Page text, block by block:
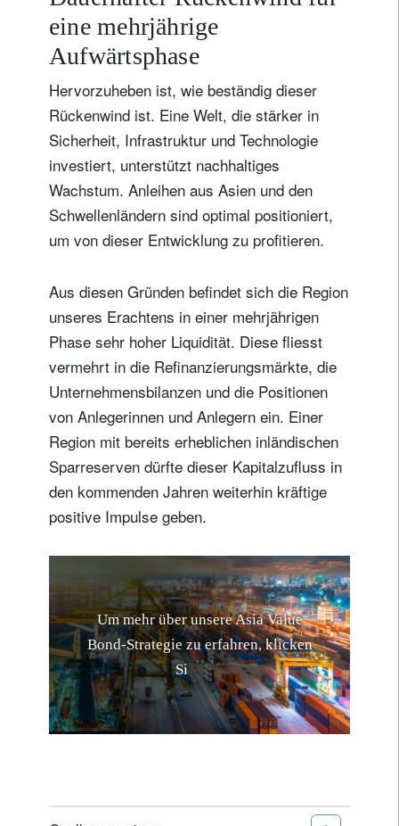
eine mehrjährige
Aufwärtsphase
Hervorzuheben ist, wie beständig dieser
Rückenwind ist. Eine Welt, die stärker in
Sicherheit, Infrastruktur und Technologie
investiert, unterstützt nachhaltiges
Wachstum. Anleihen aus Asien und den
Schwellenländern sind optimal positioniert,
um von dieser Entwicklung zu profitieren.
Aus diesen Gründen befindet sich die Region
unseres Erachtens in einer mehrjährigen
Phase sehr hoher Liquidität. Diese fliesst
vermehrt in die Refinanzierungsmärkte, die
Unternehmensbilanzen und die Positionen
von Anlegerinnen und Anlegern ein. Einer
Region mit bereits erheblichen inländischen
Sparreserven dürfte dieser Kapitalzufluss in
den kommenden Jahren weiterhin kräftige
positive Impulse geben.
Um mehr über unsereAsia Value
Bond-Strategie zu erfahren, klicken
Sie hier